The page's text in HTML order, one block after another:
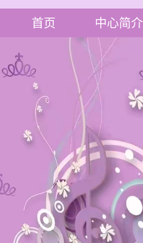
首页 中心简介